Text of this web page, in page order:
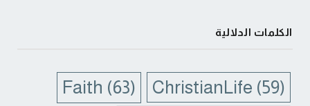
الكلمات الدلالية
ChristianLife (59)
Faith (63)